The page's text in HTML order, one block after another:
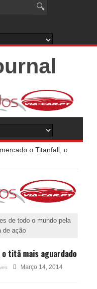
o Titanfall, o
de todo o mundo pela
de ação
titã mais aguardado
Março 14, 2014